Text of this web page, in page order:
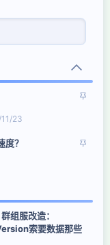
置
23
置
度？
组服改造：
索要数据那些